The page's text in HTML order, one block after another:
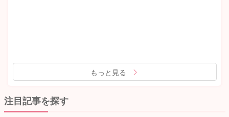
もっと見る
注目記事を探す